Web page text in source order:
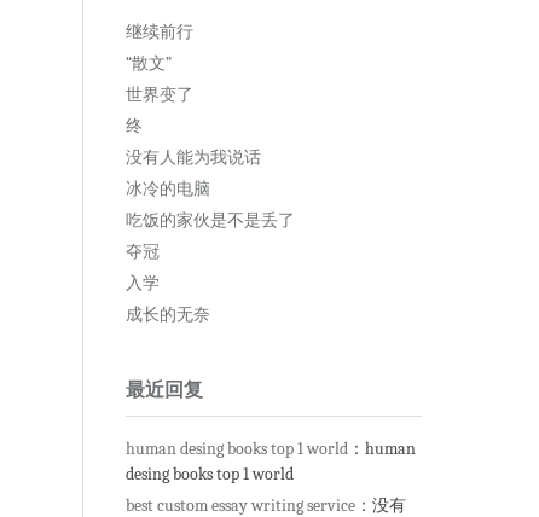
继续前行
“散文”
世界变了
终
没有人能为我说话
冰冷的电脑
吃饭的家伙是不是丢了
夺冠
入学
成长的无奈
最近回复
human desing books top 1 world ：human
desing books top 1 world
best custom essay writing service ：没有